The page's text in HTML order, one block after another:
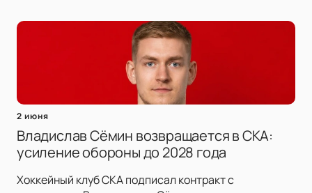
2 июня
Владислав Сёмин возвращается в СКА:
усиление обороны до 2028 года
Хоккейный клуб СКА подписал контракт с